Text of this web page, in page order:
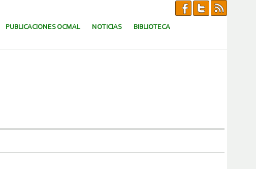
PUBLICACIONES OCMAL NOTICIAS BIBLIOTECA